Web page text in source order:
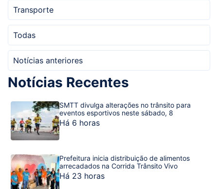
Transporte
Todas
Notícias anteriores
Notícias Recentes
SMTT divulga alterações no trânsito para
eventos esportivos neste sábado, 8
Há 6 horas
Prefeitura inicia distribuição de alimentos
arrecadados na Corrida Trânsito Vivo
Há 23 horas